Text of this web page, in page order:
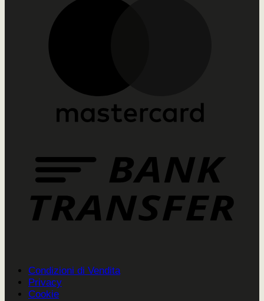
Condizioni di Vendita
Privacy
Cookie